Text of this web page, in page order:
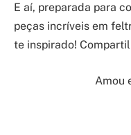
E aí, preparada para
peças incríveis em
te inspirado!
Amou